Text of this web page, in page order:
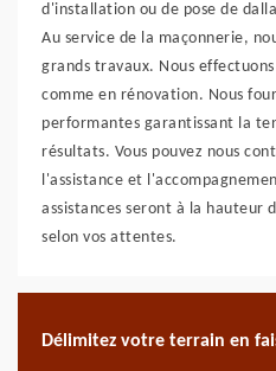
d'installation ou de pose de
Au service de la maçonnerie,
grands travaux. Nous
comme en rénovation. Nous
performantes garantissant la
résultats. Vous pouvez nous
l'assistance et
assistances seront à la hauteur
selon vos attentes.
Délimitez votre terrain en